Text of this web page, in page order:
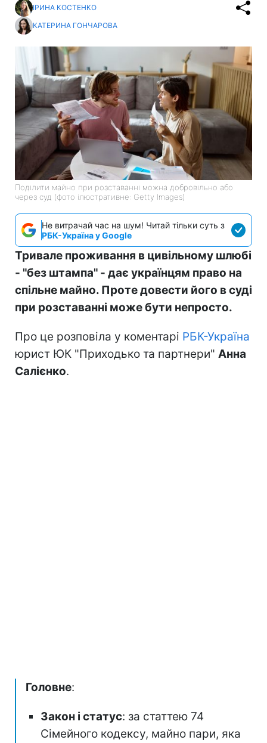
ІРИНА КОСТЕНКО
КАТЕРИНА ГОНЧАРОВА
Поділити майно при розставанні можна добровільно або
через суд (фото ілюстративне: Getty Images)
Не витрачай час на шум! Читай тільки суть з
РБК-Україна у Google
Тривале проживання в цивільному шлюбі
- "без штампа" - дає українцям право на
спільне майно. Проте довести його в суді
при розставанні може бути непросто.
Про це розповіла у коментарі РБК-Україна
юрист ЮК "Приходько та партнери" Анна
Салієнко.
Головне:
Закон і статус: за статтею 74
Сімейного кодексу, майно пари, яка